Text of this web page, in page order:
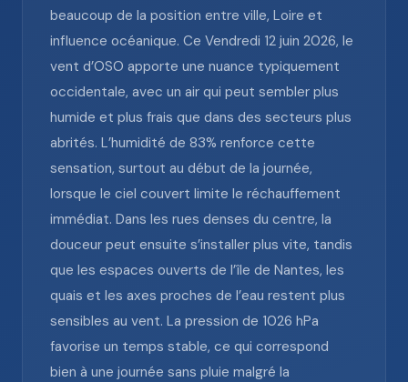
beaucoup de la position entre ville, Loire et
influence océanique. Ce Vendredi 12 juin 2026, le
vent d’OSO apporte une nuance typiquement
occidentale, avec un air qui peut sembler plus
humide et plus frais que dans des secteurs plus
abrités. L’humidité de 83% renforce cette
sensation, surtout au début de la journée,
lorsque le ciel couvert limite le réchauffement
immédiat. Dans les rues denses du centre, la
douceur peut ensuite s’installer plus vite, tandis
que les espaces ouverts de l’île de Nantes, les
quais et les axes proches de l’eau restent plus
sensibles au vent. La pression de 1026 hPa
favorise un temps stable, ce qui correspond
bien à une journée sans pluie malgré la